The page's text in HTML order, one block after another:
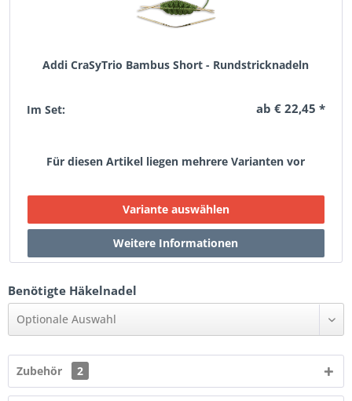
Addi CraSyTrio Bambus Short - Rundstricknadeln
Im Set: ab € 22,45 *
Für diesen Artikel liegen mehrere Varianten vor
Benötigte Häkelnadel
Optionale Auswahl
Zubehör 2